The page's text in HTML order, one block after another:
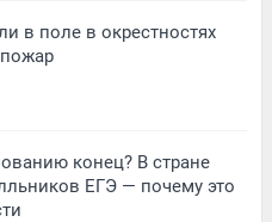
в поле в окрестностях
конец? В стране
ЕГЭ — почему это